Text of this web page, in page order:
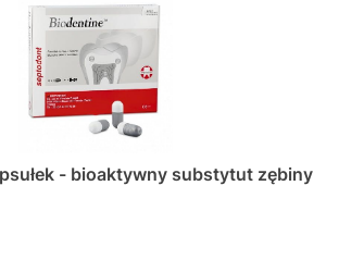
- bioaktywny substytut zębiny